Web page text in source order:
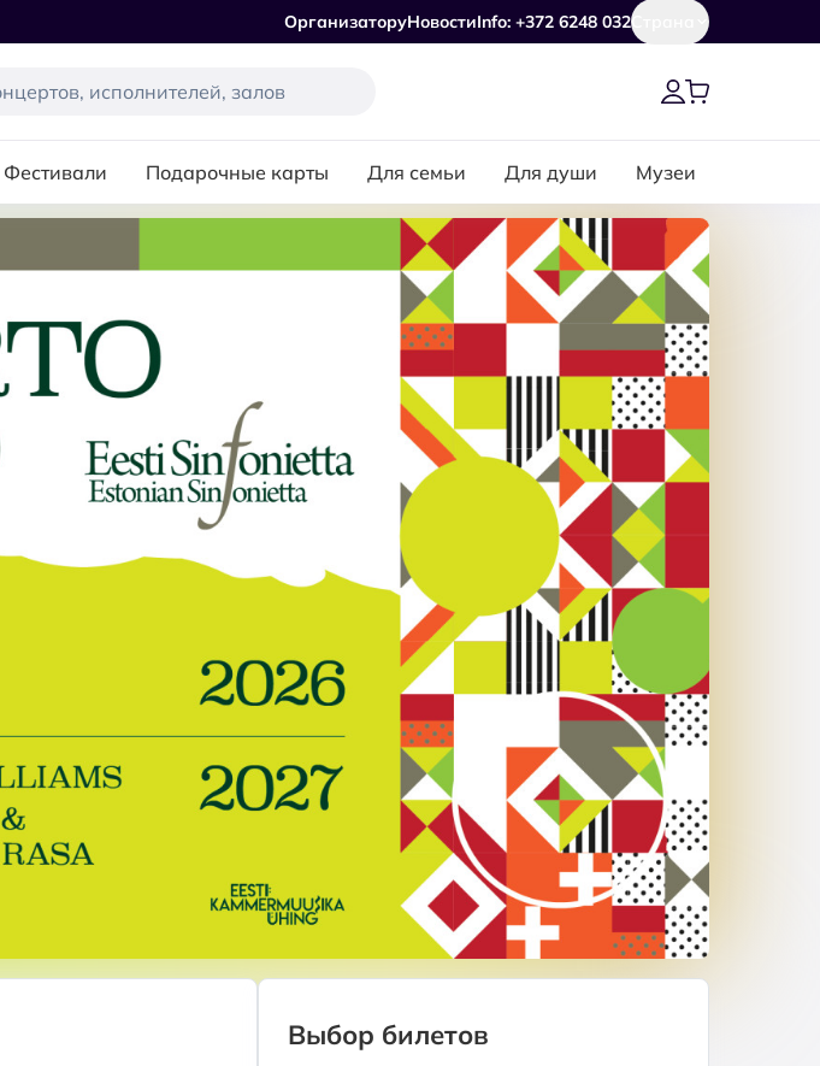
ОрганизаторуНовостиInfo: +372 6248 032Страна
Фестивали Подарочные карты Для семьи Для души Музеи
Выбор билетов